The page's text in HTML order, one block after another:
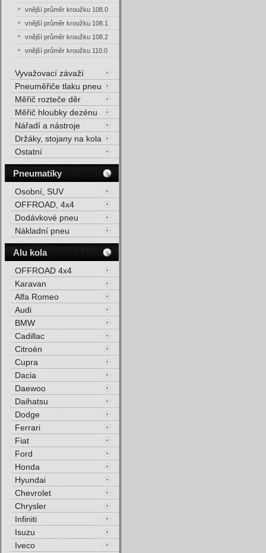
vnější průměr kroužku 108.0
vnější průměr kroužku 108.1
vnější průměr kroužku 108.2
vnější průměr kroužku 110.0
Vyvažovací závaží
Pneuměřiče tlaku pneu
Měřič rozteče děr
Měřič hloubky dezénu
Nářadí a nástroje
Držáky, stojany na kola
Ostatní
Pneumatiky
Osobní, SUV
OFFROAD, 4x4
Dodávkové pneu
Nákladní pneu
Alu kola
OFFROAD 4x4
Karavan
Alfa Romeo
Audi
BMW
Cadillac
Citroën
Cupra
Dacia
Daewoo
Daihatsu
Dodge
Ferrari
Fiat
Ford
Honda
Hyundai
Chevrolet
Chrysler
Infiniti
Isuzu
Iveco